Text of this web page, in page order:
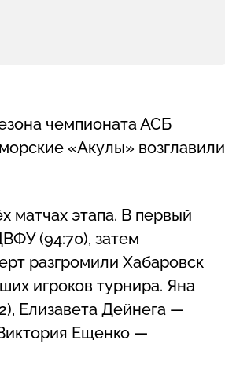
чемпионата АСБ
«Акулы» возглавили
матчах этапа. В первый
(94:70), затем
разгромили Хабаровск
игроков турнира. Яна
Елизавета Дейнега —
Ещенко —